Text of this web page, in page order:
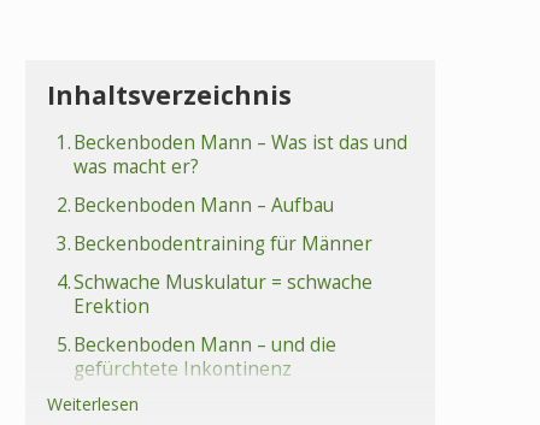
Inhaltsverzeichnis
1.Beckenboden Mann – Was ist das und
was macht er?
2.Beckenboden Mann – Aufbau
3.Beckenbodentraining für Männer
4.Schwache Muskulatur = schwache
Erektion
5.Beckenboden Mann – und die
gefürchtete Inkontinenz
6.Fazit Beckenboden Mann
Weiterlesen